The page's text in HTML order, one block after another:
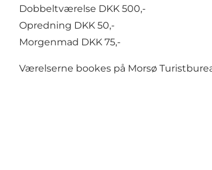
Dobbeltværelse DKK 500,-
Opredning DKK 50,-
Morgenmad DKK 75,-
Værelserne bookes på Morsø